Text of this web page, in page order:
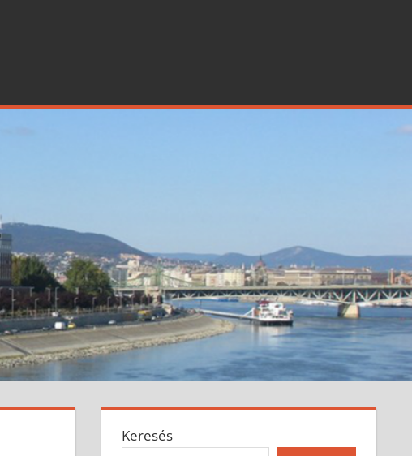
Keresés